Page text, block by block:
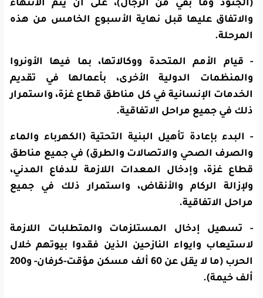
(الجنود وما بقي من الرجال)، على أن يتم الانتهاء
والاتفاق عليها قبل نهاية الأسبوع الخامس من هذه
المرحلة.
- قيام الأمم المتحدة ووكالاتها، بما فيها الأونروا
والمنظمات الدولية الأخرى، بأعمالها في تقديم
الخدمات الإنسانية في كل مناطق قطاع غزة، واستمرار
ذلك في جميع مراحل الاتفاقية.
- البدء بإعادة تأهيل البنية التحتية (الكهرباء والماء
والصرف الصحي والاتصالات والطرق) في جميع مناطق
قطاع غزة، وإدخال المعدات اللازمة للدفاع المدني،
ولإزالة الركام والأنقاض، واستمرار ذلك في جميع
مراحل الاتفاقية.
- تسهيل إدخال المستلزمات والمتطلبات اللازمة
لاستيعاب وايواء النازحين الذين فقدوا بيوتهم خلال
الحرب (ما لا يقل عن 60 ألف مسكن مؤقت-كرفان- و200
ألف خيمة).